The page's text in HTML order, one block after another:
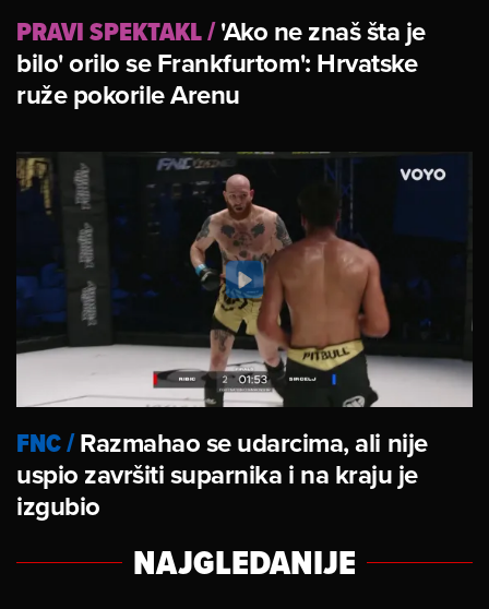
PRAVI SPEKTAKL/'Ako ne znaš šta je
bilo' orilo se Frankfurtom': Hrvatske
ruže pokorile Arenu
FNC/Razmahao se udarcima, ali nije
uspio završiti suparnika i na kraju je
izgubio
NAJGLEDANIJE